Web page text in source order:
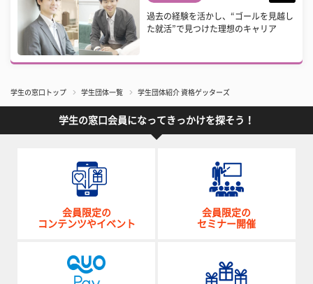
過去の経験を活かし、“ゴールを見越し
た就活”で見つけた理想のキャリア
学生の窓口トップ 学生団体一覧 学生団体紹介 資格ゲッターズ
学生の窓口会員になってきっかけを探そう！
会員限定の
コンテンツやイベント
会員限定の
セミナー開催